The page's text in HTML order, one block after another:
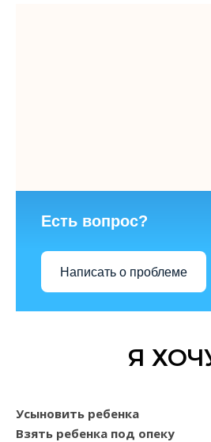
Есть вопрос?
Написать о проблеме
Я
Усыновить ребенка
Взять ребенка под опеку